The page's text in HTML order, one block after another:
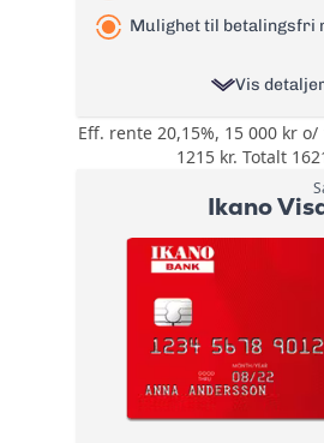
papirfaktura:
35 kr
35 kr
Les mer om Morrow
Mulighet til betalingsfri
Vis
Årsgebyr:
0 kr
Effektiv rente:
Kontantuttak i
minibank:
Kontantuttak i
eFaktura:
0 kr
Gebyr
papirfaktura:
Eff. rente 20,15%, 15 000 kr
1215 kr. Totalt
Ikano